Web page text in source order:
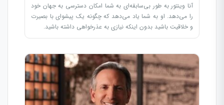
آنا وینتور به طور بی‌سابقه‌ای به شما امکان دسترسی به جهان خود
را می‌دهد. او به شما یاد می‌دهد که چگونه یک پیشوای با بصیرت
و خلاقیت باشید بدون اینکه نیازی به عذرخواهی داشته باشید.